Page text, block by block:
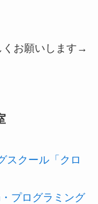
くお願いします→
スクール「クロ
プログラミング